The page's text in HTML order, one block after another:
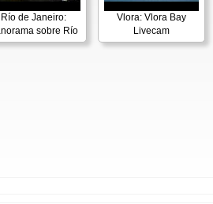
Río de Janeiro:
sobre Río
Vlora: Vlora Bay
Livecam